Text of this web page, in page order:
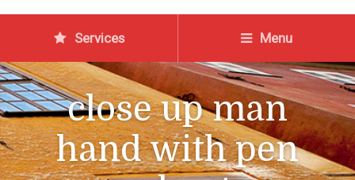
Services Menu
close up man
hand with pen